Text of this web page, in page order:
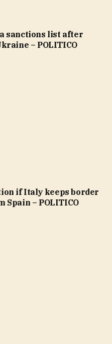
sanctions list after
– POLITICO
if Italy keeps border
– POLITICO